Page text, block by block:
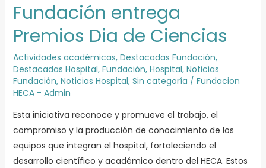
Fundación entrega
Premios Dia de Ciencias
Actividades académicas, Destacadas Fundación,
Destacadas Hospital, Fundación, Hospital, Noticias
Fundación, Noticias Hospital, Sin categoría / Fundacion
HECA - Admin
Esta iniciativa reconoce y promueve el trabajo, el
compromiso y la producción de conocimiento de los
equipos que integran el hospital, fortaleciendo el
desarrollo científico y académico dentro del HECA. Estos
Fundación
Premios
Dia
de
Ciencias